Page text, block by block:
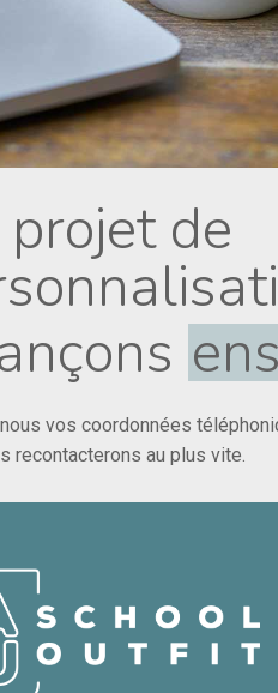
de
vos coordonnées
recontacterons au plus vite.